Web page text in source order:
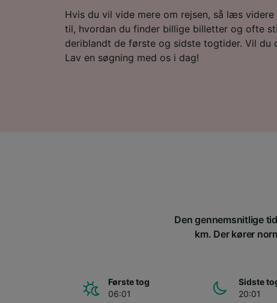
Hvis du vil vide mere om rejsen, så læs
til, hvordan du finder billige billetter og ofte
deriblandt de første og sidste togtider. Vil du
Lav en søgning med os i dag!
Den gennemsnitlige
km. Der kører
Første tog
06:01
Sidste
20:01